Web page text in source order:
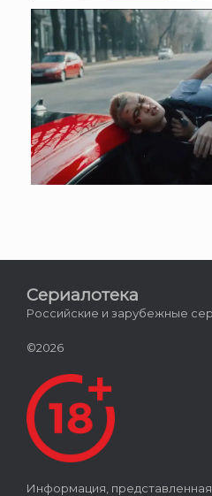
Сериалотека
Российские и зарубежные
©2026
Информация,